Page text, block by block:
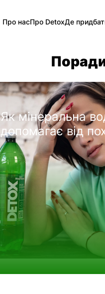
Про насПро DetoxДе
Як мінеральна
допомагає від